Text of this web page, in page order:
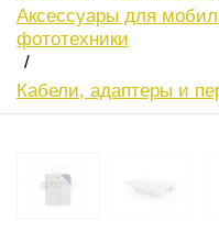
Аксессуары для
фототехники
Кабели, адаптеры и
ХИТ